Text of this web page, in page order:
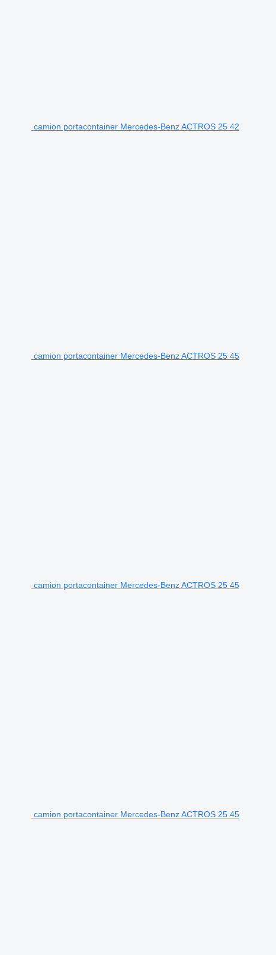
camion portacontainer Mercedes-Benz ACTROS 25 42
camion portacontainer Mercedes-Benz ACTROS 25 45
camion portacontainer Mercedes-Benz ACTROS 25 45
camion portacontainer Mercedes-Benz ACTROS 25 45